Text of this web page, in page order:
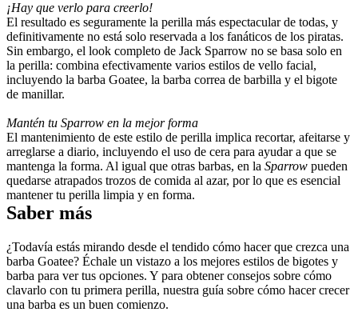
¡Hay que verlo para creerlo!
El resultado es seguramente la perilla más espectacular de todas, y
definitivamente no está solo reservada a los fanáticos de los piratas.
Sin embargo, el look completo de Jack Sparrow no se basa solo en
la perilla: combina efectivamente varios estilos de vello facial,
incluyendo la barba Goatee, la barba correa de barbilla y el bigote
de manillar.
Mantén tu Sparrow en la mejor forma
El mantenimiento de este estilo de perilla implica recortar, afeitarse y
arreglarse a diario, incluyendo el uso de cera para ayudar a que se
mantenga la forma. Al igual que otras barbas, en la Sparrow pueden
quedarse atrapados trozos de comida al azar, por lo que es esencial
mantener tu perilla limpia y en forma.
Saber más
¿Todavía estás mirando desde el tendido cómo hacer que crezca una
barba Goatee? Échale un vistazo a los mejores estilos de bigotes y
barba para ver tus opciones. Y para obtener consejos sobre cómo
clavarlo con tu primera perilla, nuestra guía sobre cómo hacer crecer
una barba es un buen comienzo.